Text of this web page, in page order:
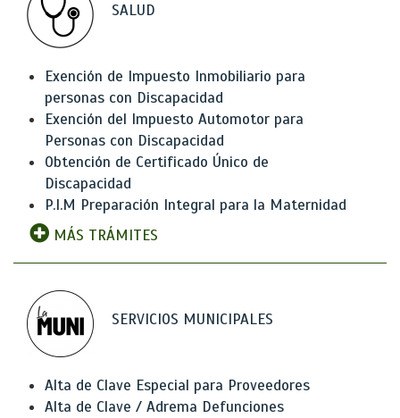
SALUD
Exención de Impuesto Inmobiliario para
personas con Discapacidad
Exención del Impuesto Automotor para
Personas con Discapacidad
Obtención de Certificado Único de
Discapacidad
P.I.M Preparación Integral para la Maternidad
MÁS TRÁMITES
SERVICIOS MUNICIPALES
Alta de Clave Especial para Proveedores
Alta de Clave / Adrema Defunciones